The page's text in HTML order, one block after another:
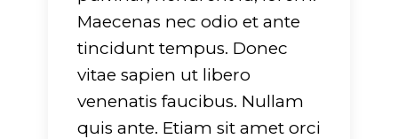
Maecenas nec odio et ante
tincidunt tempus. Donec
vitae sapien ut libero
venenatis faucibus. Nullam
quis ante. Etiam sit amet orci